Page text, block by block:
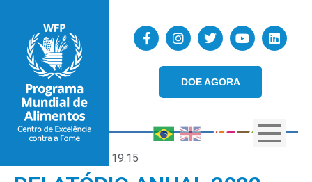
DOE AGORA
19:15